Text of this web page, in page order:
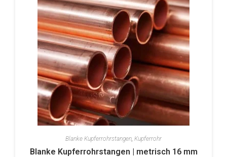
Blanke Kupferrohrstangen, Kupferrohr
Blanke Kupferrohrstangen | metrisch 16 mm